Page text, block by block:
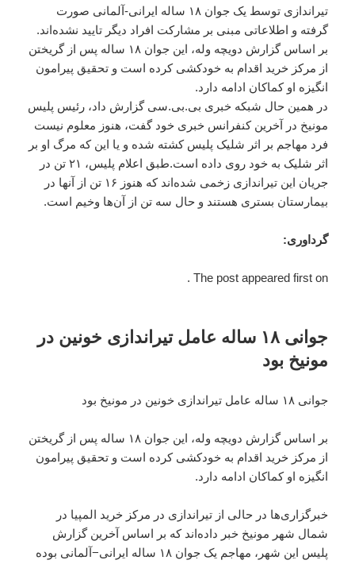
تیراندازی توسط یک جوان ۱۸ ساله ایرانی-آلمانی صورت
گرفته و اطلاعاتی مبنی بر مشارکت افراد دیگر تایید نشده‌اند.
بر اساس گزارش دویچه وله، این جوان ۱۸ ساله پس از گریختن
از مرکز خرید اقدام به خودکشی کرده است و تحقیق پیرامون
انگیزه او کماکان ادامه دارد.
در همین حال شبکه خبری بی.بی.سی گزارش داد، رئیس پلیس
مونیخ در آخرین کنفرانس خبری خود گفت، هنوز معلوم نیست
فرد مهاجم بر اثر شلیک پلیس کشته شده و یا این که مرگ او بر
اثر شلیک به خود روی داده است.طبق اعلام پلیس، ۲۱ تن در
جریان این تیراندازی زخمی شده‌اند که هنوز ۱۶ تن از آنها در
بیمارستان بستری هستند و حال سه تن از آن‌ها وخیم است.
گرداوری:
The post appeared first on .
جوانی ۱۸ ساله عامل تیراندازی خونین در
مونیخ بود
جوانی ۱۸ ساله عامل تیراندازی خونین در مونیخ بود
بر اساس گزارش دویچه وله، این جوان ۱۸ ساله پس از گریختن
از مرکز خرید اقدام به خودکشی کرده است و تحقیق پیرامون
انگیزه او کماکان ادامه دارد.
خبرگزاری‌ها در حالی از تیراندازی در مرکز خرید المپیا در
شمال شهر مونیخ خبر داده‌اند که بر اساس آخرین گزارش
پلیس این شهر، مهاجم یک جوان ۱۸ ساله ایرانی−آلمانی بوده